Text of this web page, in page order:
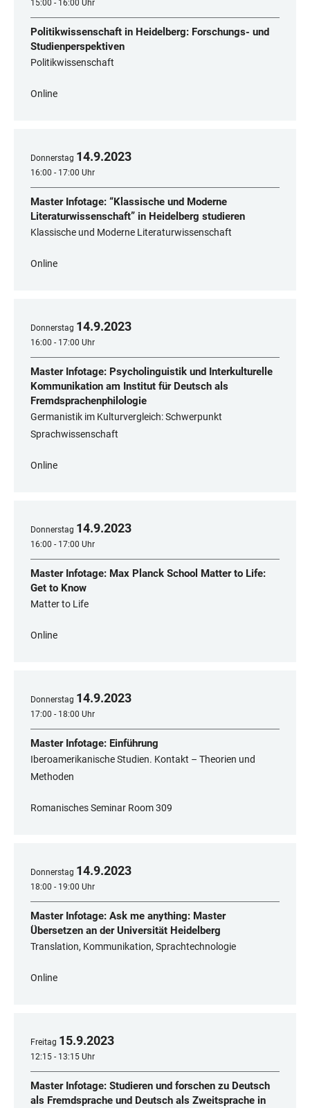
15:00 - 16:00 Uhr
Politikwissenschaft in Heidelberg: Forschungs- und
Studienperspektiven
Politikwissenschaft
Online
Donnerstag 14.9.2023
16:00 - 17:00 Uhr
Master Infotage: “Klassische und Moderne
Literaturwissenschaft” in Heidelberg studieren
Klassische und Moderne Literaturwissenschaft
Online
Donnerstag 14.9.2023
16:00 - 17:00 Uhr
Master Infotage: Psycholinguistik und Interkulturelle
Kommunikation am Institut für Deutsch als
Fremdsprachenphilologie
Germanistik im Kulturvergleich: Schwerpunkt
Sprachwissenschaft
Online
Donnerstag 14.9.2023
16:00 - 17:00 Uhr
Master Infotage: Max Planck School Matter to Life:
Get to Know
Matter to Life
Online
Donnerstag 14.9.2023
17:00 - 18:00 Uhr
Master Infotage: Einführung
Iberoamerikanische Studien. Kontakt – Theorien und
Methoden
Romanisches Seminar Room 309
Donnerstag 14.9.2023
18:00 - 19:00 Uhr
Master Infotage: Ask me anything: Master
Übersetzen an der Universität Heidelberg
Translation, Kommunikation, Sprachtechnologie
Online
Freitag 15.9.2023
12:15 - 13:15 Uhr
Master Infotage: Studieren und forschen zu Deutsch
als Fremdsprache und Deutsch als Zweitsprache in